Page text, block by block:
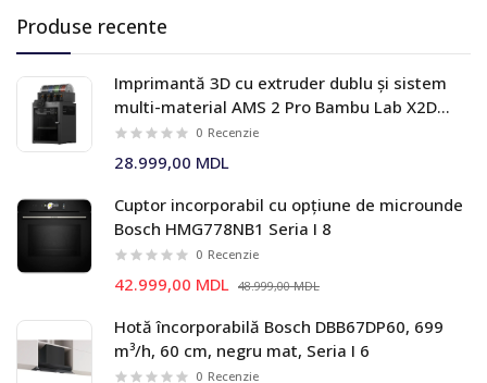
Produse recente
Imprimantă 3D cu extruder dublu și sistem
multi-material AMS 2 Pro Bambu Lab X2D
Combo
0 Recenzie
28.999,00 MDL
Cuptor incorporabil cu opțiune de microunde
Bosch HMG778NB1 Seria I 8
0 Recenzie
42.999,00 MDL 48.999,00 MDL
Hotă încorporabilă Bosch DBB67DP60, 699
m³/h, 60 cm, negru mat, Seria I 6
0 Recenzie